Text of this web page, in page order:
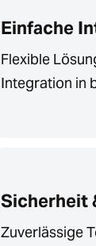
Einfache
Flexible
Integration in
Sicherheit
Zuverlässige